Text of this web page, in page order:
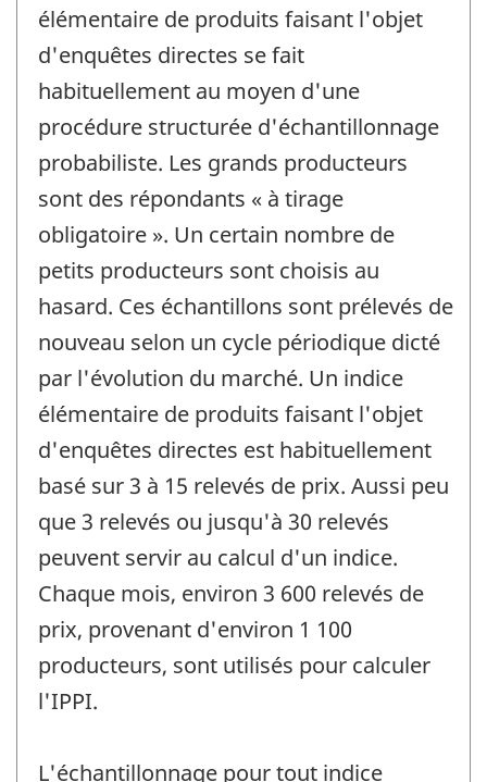
élémentaire de produits faisant l'objet
d'enquêtes directes se fait
habituellement au moyen d'une
procédure structurée d'échantillonnage
probabiliste. Les grands producteurs
sont des répondants « à tirage
obligatoire ». Un certain nombre de
petits producteurs sont choisis au
hasard. Ces échantillons sont prélevés de
nouveau selon un cycle périodique dicté
par l'évolution du marché. Un indice
élémentaire de produits faisant l'objet
d'enquêtes directes est habituellement
basé sur 3 à 15 relevés de prix. Aussi peu
que 3 relevés ou jusqu'à 30 relevés
peuvent servir au calcul d'un indice.
Chaque mois, environ 3 600 relevés de
prix, provenant d'environ 1 100
producteurs, sont utilisés pour calculer
l'IPPI.
L'échantillonnage pour tout indice